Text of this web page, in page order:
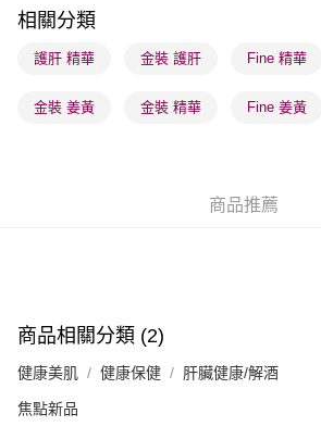
順豐站及營業點 - 確認發貨後1-3個工作天送達
物流公司進行物流配送
取。逾期會取消訂單，並不會安排重寄
相關分類
護肝 精華 金裝 護肝 Fine 精華
金裝 姜黃 金裝 精華 Fine 姜黃
商品推薦
商品相關分類 (2)
健康美肌 健康保健 肝臟健康/解酒
焦點新品